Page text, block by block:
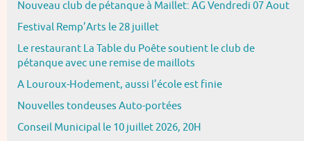
Nouveau club de pétanque à Maillet: AG Vendredi 07 Aout
Festival Remp’Arts le 28 juillet
Le restaurant La Table du Poête soutient le club de
pétanque avec une remise de maillots
A Louroux-Hodement, aussi l’école est finie
Nouvelles tondeuses Auto-portées
Conseil Municipal le 10 juillet 2026, 20H